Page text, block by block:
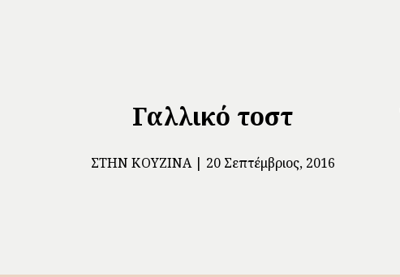
Γαλλικό τοστ
ΣΤΗΝ ΚΟΥΖΊΝΑ 20 Σεπτέμβριος, 2016